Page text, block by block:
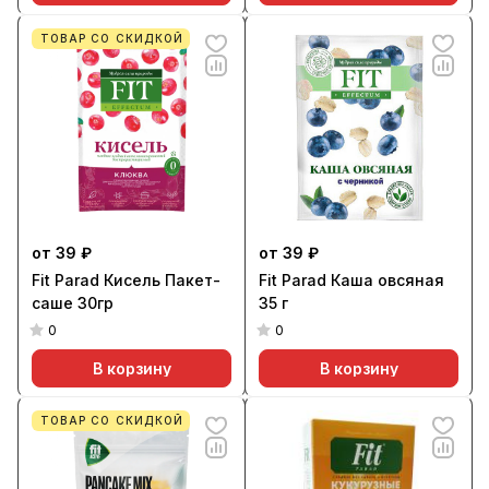
ТОВАР СО СКИДКОЙ
от 39 ₽
Fit Parad Кисель Пакет-
саше 30гр
0
В корзину
от 39 ₽
Fit Parad Каша овсяная
35 г
0
В корзину
ТОВАР СО СКИДКОЙ